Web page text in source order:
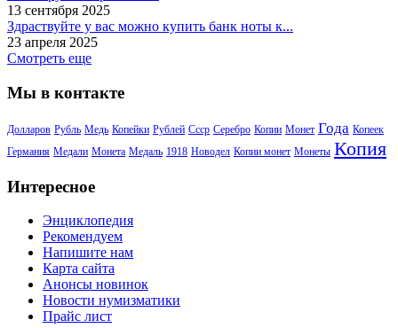
13 сентября 2025
Здраствуйте у вас можно купить банк ноты к...
23 апреля 2025
Смотреть еще
Мы в контакте
Долларов Рубль Медь Копейки Рублей Ссср Серебро Копии Монет Года Копеек
Германия Медали Монета Медаль 1918 Новодел Копии монет Монеты Копия
Интересное
Энциклопедия
Рекомендуем
Напишите нам
Карта сайта
Анонсы новинок
Новости нумизматики
Прайс лист